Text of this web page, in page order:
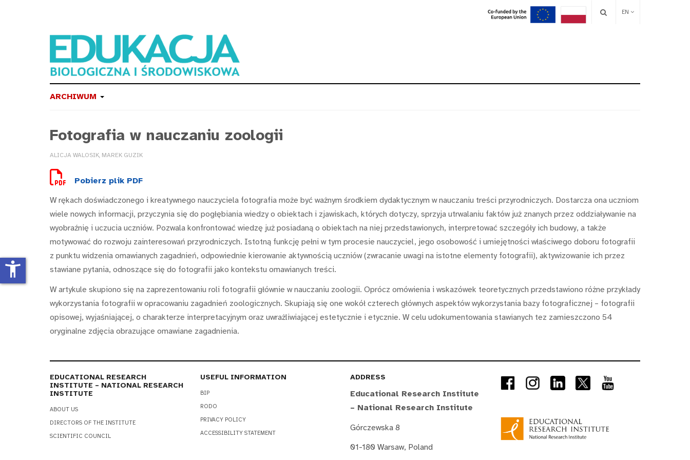
EN
ARCHIWUM
Fotografia w nauczaniu zoologii
ALICJA WALOSIK, MAREK GUZIK
Pobierz plik PDF
W rękach doświadczonego i kreatywnego nauczyciela fotografia może być ważnym środkiem dydaktycznym w nauczaniu treści przyrodniczych. Dostarcza ona uczniom
wiele nowych informacji, przyczynia się do pogłębiania wiedzy o obiektach i zjawiskach, których dotyczy, sprzyja utrwalaniu faktów już znanych przez oddziaływanie na
wyobraźnię i uczucia uczniów. Pozwala konfrontować wiedzę już posiadaną o obiektach na niej przedstawionych, interpretować szczegóły ich budowy, a także
motywować do rozwoju zainteresowań przyrodniczych. Istotną funkcję pełni w tym procesie nauczyciel, jego osobowość i umiejętności właściwego doboru fotografii
z punktu widzenia omawianych zagadnień, odpowiednie kierowanie aktywnością uczniów (zwracanie uwagi na istotne elementy fotografii), aktywizowanie ich przez
stawiane pytania, odnoszące się do fotografii jako kontekstu omawianych treści.
W artykule skupiono się na zaprezentowaniu roli fotografii głównie w nauczaniu zoologii. Oprócz omówienia i wskazówek teoretycznych przedstawiono różne przykłady
wykorzystania fotografii w opracowaniu zagadnień zoologicznych. Skupiają się one wokół czterech głównych aspektów wykorzystania bazy fotograficznej – fotografii
opisowej, wyjaśniającej, o charakterze interpretacyjnym oraz uwrażliwiającej estetycznie i etycznie. W celu udokumentowania stawianych tez zamieszczono 54
oryginalne zdjęcia obrazujące omawiane zagadnienia.
EDUCATIONAL RESEARCH
INSTITUTE – NATIONAL RESEARCH
INSTITUTE
ABOUT US
DIRECTORS OF THE INSTITUTE
SCIENTIFIC COUNCIL
USEFUL INFORMATION
BIP
RODO
PRIVACY POLICY
ACCESSIBILITY STATEMENT
ADDRESS
Educational Research Institute
– National Research Institute
Górczewska 8
01-180 Warsaw, Poland
accessibility_new